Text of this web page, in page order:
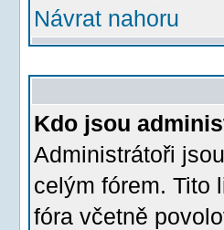
Návrat nahoru
Kdo jsou
Administrátoři
celým fórem. Tito
fóra včetně